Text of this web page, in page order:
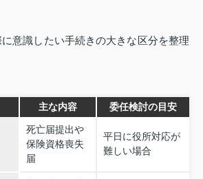
意識したい手続きの大きな区分を整理
主な内容 委任検討の目安
死亡届提出や
保険資格喪失
届
平日に役所対応が
難しい場合